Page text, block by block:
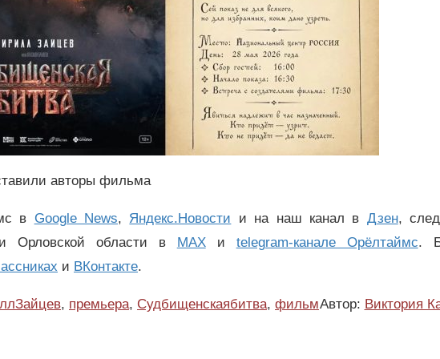
авторы фильма
в Google News, Яндекс.Новости и на наш канал в Дзен,
Орловской области в MAXи telegram-канале Орёлтаймс.
и ВКонтакте.
, премьера, Судбищенскаябитва, фильмАвтор: Виктория